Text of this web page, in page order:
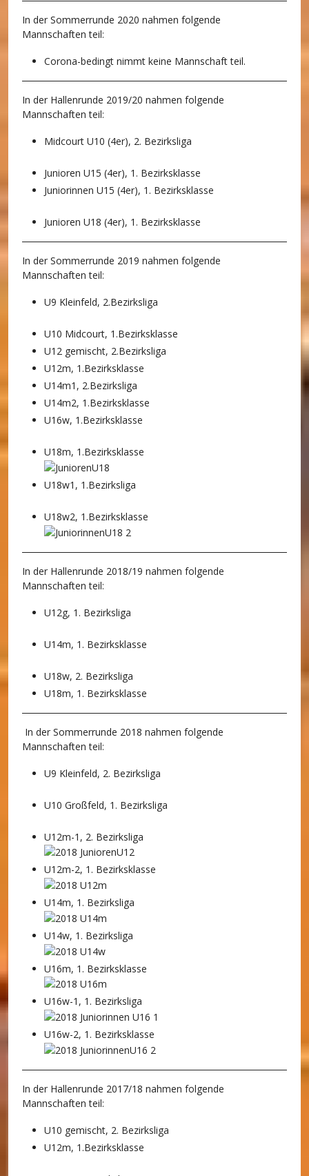
In der Sommerrunde 2020 nahmen folgende
Mannschaften teil:
Corona-bedingt nimmt keine Mannschaft teil.
In der Hallenrunde 2019/20 nahmen folgende
Mannschaften teil:
Midcourt U10 (4er), 2. Bezirksliga
Junioren U15 (4er), 1. Bezirksklasse
Juniorinnen U15 (4er), 1. Bezirksklasse
Junioren U18 (4er), 1. Bezirksklasse
In der Sommerrunde 2019 nahmen folgende
Mannschaften teil:
U9 Kleinfeld, 2.Bezirksliga
U10 Midcourt, 1.Bezirksklasse
U12 gemischt, 2.Bezirksliga
U12m, 1.Bezirksklasse
U14m1, 2.Bezirksliga
U14m2, 1.Bezirksklasse
U16w, 1.Bezirksklasse
U18m, 1.Bezirksklasse
U18w1, 1.Bezirksliga
U18w2, 1.Bezirksklasse
In der Hallenrunde 2018/19 nahmen folgende
Mannschaften teil:
U12g, 1. Bezirksliga
U14m, 1. Bezirksklasse
U18w, 2. Bezirksliga
U18m, 1. Bezirksklasse
In der Sommerrunde 2018 nahmen folgende
Mannschaften teil:
U9 Kleinfeld, 2. Bezirksliga
U10 Großfeld, 1. Bezirksliga
U12m-1, 2. Bezirksliga
U12m-2, 1. Bezirksklasse
U14m, 1. Bezirksliga
U14w, 1. Bezirksliga
U16m, 1. Bezirksklasse
U16w-1, 1. Bezirksliga
U16w-2, 1. Bezirksklasse
In der Hallenrunde 2017/18 nahmen folgende
Mannschaften teil:
U10 gemischt, 2. Bezirksliga
U12m, 1.Bezirksklasse